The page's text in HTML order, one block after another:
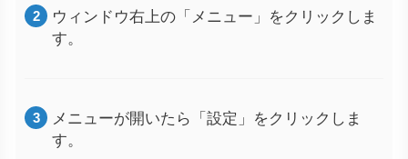
ウィンドウ右上の「メニュー」をクリックしま
す。
メニューが開いたら「設定」をクリックしま
す。